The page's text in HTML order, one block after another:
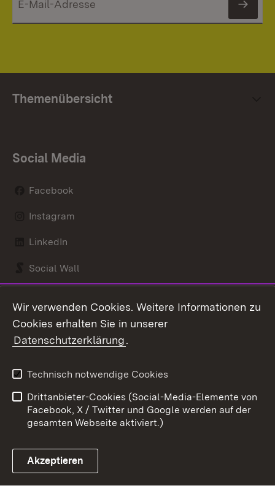
Themenübersicht
Social Media
Facebook
Instagram
LinkedIn
Social Wall
Link zum Landesportal
Kontakt
Barrierefreiheit
Impressum
Cookies
Wir verwenden Cookies. Weitere Informationen zu
Cookies erhalten Sie in unserer
Datenschutzerklärung.
Technisch notwendige Cookies
Drittanbieter-Cookies (Social-Media-Elemente von
Facebook, X / Twitter und Google werden auf der
gesamten Webseite aktiviert.)
Akzeptieren